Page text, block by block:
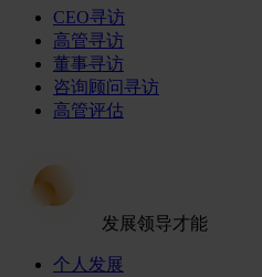
CEO寻访
高管寻访
董事寻访
咨询顾问寻访
高管评估
发展领导才能
个人发展